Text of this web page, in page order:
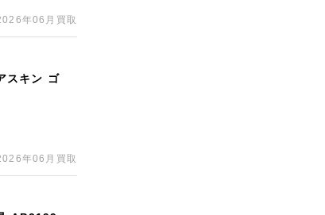
年06月買取
スキン ゴ
年06月買取